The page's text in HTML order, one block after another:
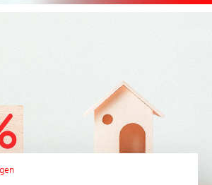
mitmachen und
gewinnen!